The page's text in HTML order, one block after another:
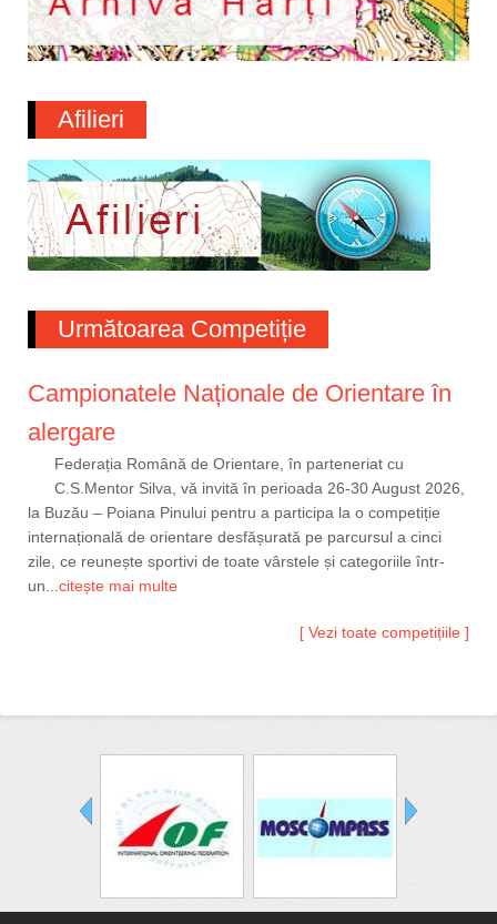
Afilieri
Următoarea Competiție
Campionatele Naționale de Orientare în
alergare
Federația Română de Orientare, în parteneriat cu
C.S.Mentor Silva, vă invită în perioada 26-30 August 2026,
la Buzău – Poiana Pinului pentru a participa la o competiție
internațională de orientare desfășurată pe parcursul a cinci
zile, ce reunește sportivi de toate vârstele și categoriile într-
un...citește mai multe
[ Vezi toate competițiile ]